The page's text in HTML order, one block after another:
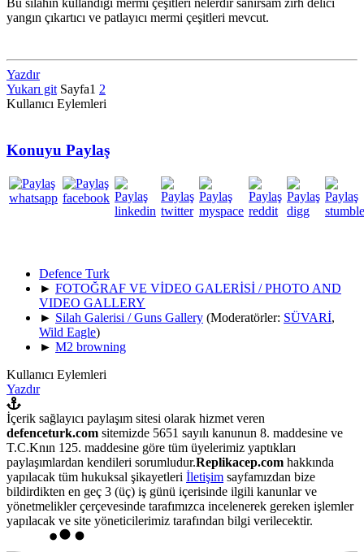
yangın çıkartıcı ve patlayıcı mermi çeşitleri mevcut.
Yazdır
Yukarı git Sayfa1 2
Kullanıcı Eylemleri
Konuyu Paylaş
Defence Turk
► FOTOĞRAF VE VİDEO GALERİSİ / PHOTO AND
VIDEO GALLERY
► Silah Galerisi / Guns Gallery (Moderatörler: SÜVARİ,
Wild Eagle)
► M2 browning
Kullanıcı Eylemleri
Yazdır
İçerik sağlayıcı paylaşım sitesi olarak hizmet veren
defenceturk.com sitemizde 5651 sayılı kanunun 8. maddesine ve
T.C.Knın 125. maddesine göre tüm üyelerimiz yaptıkları
paylaşımlardan kendileri sorumludur.Replikacep.com hakkında
yapılacak tüm hukuksal şikayetleri İletişim sayfamızdan bize
bildirdikten en geç 3 (üç) iş günü içerisinde ilgili kanunlar ve
yönetmelikler çerçevesinde tarafımızca incelenerek gereken işlemler
yapılacak ve site yöneticilerimiz tarafından bilgi verilecektir.